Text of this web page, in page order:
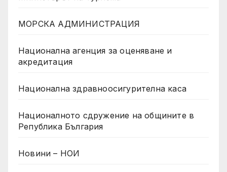
МОРСКА АДМИНИСТРАЦИЯ
Национална агенция за оценяване и
акредитация
Национална здравноосигурителна каса
Националното сдружение на общините в
Република България
Новини – НОИ